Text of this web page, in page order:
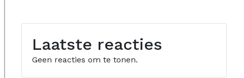
Laatste reacties
Geen reacties om te tonen.